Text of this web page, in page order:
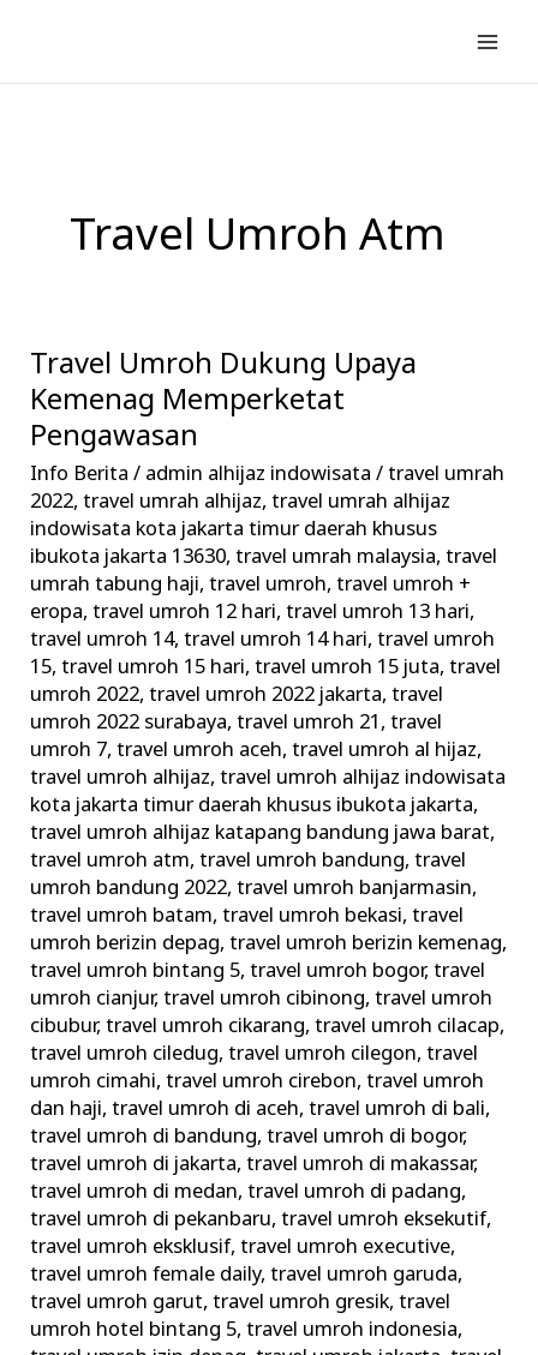
konten
Travel Umroh Atm
Travel Umroh Dukung Upaya
Kemenag Memperketat
Pengawasan
Info Berita / admin alhijaz indowisata/travel umrah
2022,travel umrah alhijaz,travel umrah alhijaz
indowisata kota jakarta timur daerah khusus
ibukota jakarta 13630,travel umrah malaysia,travel
umrah tabung haji,travel umroh,travel umroh +
eropa,travel umroh 12 hari,travel umroh 13 hari,
travel umroh 14,travel umroh 14 hari,travel umroh
15,travel umroh 15 hari,travel umroh 15 juta,travel
umroh 2022,travel umroh 2022 jakarta,travel
umroh 2022 surabaya,travel umroh 21,travel
umroh 7,travel umroh aceh,travel umroh al hijaz,
travel umroh alhijaz,travel umroh alhijaz indowisata
kota jakarta timur daerah khusus ibukota jakarta,
travel umroh alhijaz katapang bandung jawa barat,
travel umroh atm,travel umroh bandung,travel
umroh bandung 2022,travel umroh banjarmasin,
travel umroh batam,travel umroh bekasi,travel
umroh berizin depag,travel umroh berizin kemenag,
travel umroh bintang 5,travel umroh bogor,travel
umroh cianjur,travel umroh cibinong,travel umroh
cibubur,travel umroh cikarang,travel umroh cilacap,
travel umroh ciledug,travel umroh cilegon,travel
umroh cimahi,travel umroh cirebon,travel umroh
dan haji,travel umroh di aceh,travel umroh di bali,
travel umroh di bandung,travel umroh di bogor,
travel umroh di jakarta,travel umroh di makassar,
travel umroh di medan,travel umroh di padang,
travel umroh di pekanbaru,travel umroh eksekutif,
travel umroh eksklusif,travel umroh executive,
travel umroh female daily,travel umroh garuda,
travel umroh garut,travel umroh gresik,travel
umroh hotel bintang 5,travel umroh indonesia,
Travel
Umroh
Dukung
Upaya
Kemenag
Memperketat
Pengawasan